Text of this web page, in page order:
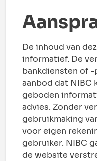
De inhoud van
informatief. De
bankdiensten of
aanbod dat NIBC
geboden
advies. Zonder
gebruikmaking
voor eigen
gebruiker. NIBC
de website